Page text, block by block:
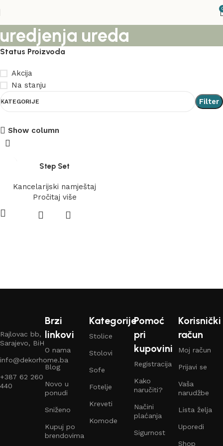
uredjenja ureda
Status Proizvoda
Akcija
Na stanju
KATEGORIJE Filter
Show column
Step Set
Kancelarijski namještaj
Pročitaj više
Rajlovac bb,
Sarajevo, BiH
info@dekorhome.ba
+387 62 260
440
Brzi
linkovi
O nama
Blog
Novo u
ponudi
Sniženo
Kupuj po
brendovima
Kategorije
Stolice
Stolovi
Sofe
Fotelje
Kreveti
Komode
Pomoć
pri
kupovini
Registracija
Kako
naručiti?
Načini
plaćanja
Sigurnost
Korisnički
račun
Moj račun
Prijavi se
Vaša
narudžbe
Lista želja
Uporedi
Shop